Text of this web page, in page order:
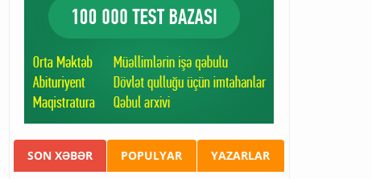
SON XƏBƏR POPULYAR YAZARLAR